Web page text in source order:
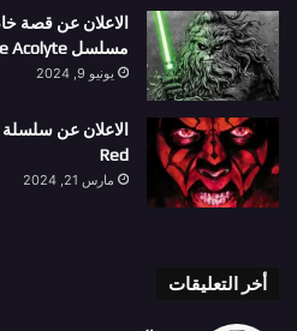
مسلسل Star Wars: The Acolyte
يونيو 9, 2024
Red
مارس 21, 2024
أخر التعليقات